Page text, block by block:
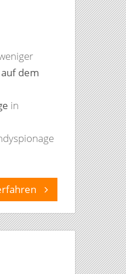
dem
in